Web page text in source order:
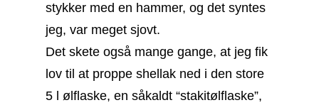
stykker med en hammer, og det syntes
jeg, var meget sjovt.
Det skete også mange gange, at jeg fik
lov til at proppe shellak ned i den store
5 l ølflaske, en såkaldt “stakitølflaske”,